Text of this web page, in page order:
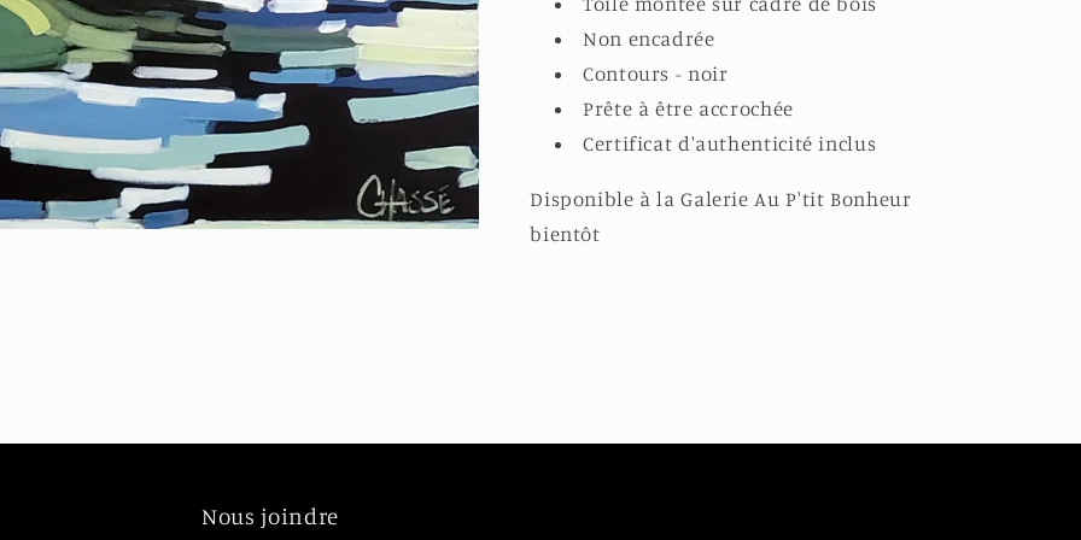
Non encadrée
Contours - noir
Prête à être accrochée
Certificat d'authenticité inclus
Disponible à la Galerie Au P'tit Bonheur
bientôt
Nous joindre